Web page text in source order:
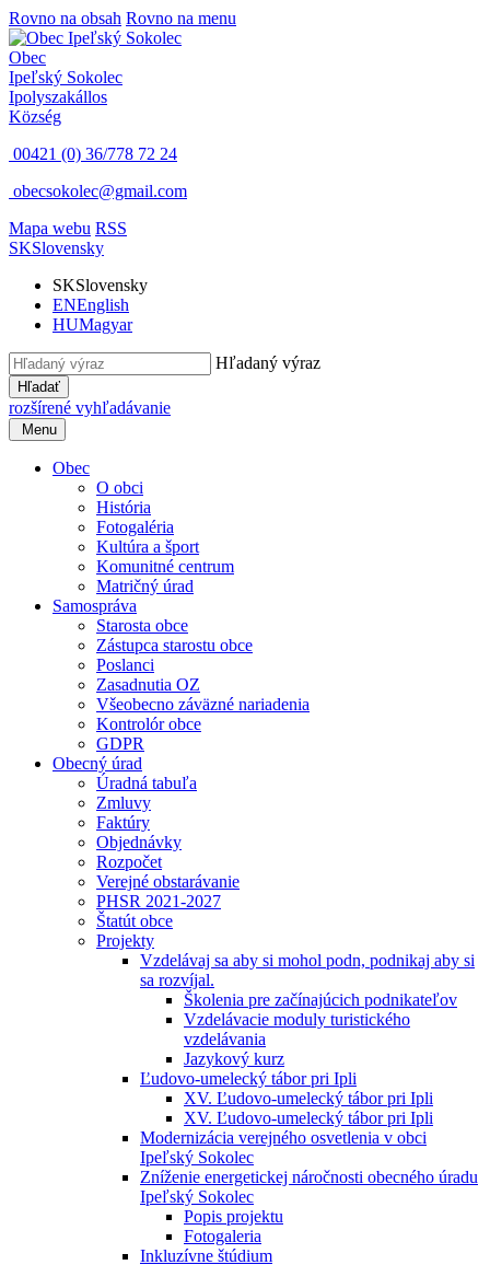
Rovno na obsah Rovno na menu
Obec
Ipeľský Sokolec
Ipolyszakállos
Község
00421 (0) 36/778 72 24
obecsokolec@gmail.com
Mapa webu RSS
SKSlovensky
SKSlovensky
ENEnglish
HUMagyar
Hľadaný výraz
Hľadať
rozšírené vyhľadávanie
Menu
Obec
O obci
História
Fotogaléria
Kultúra a šport
Komunitné centrum
Matričný úrad
Samospráva
Starosta obce
Zástupca starostu obce
Poslanci
Zasadnutia OZ
Všeobecno záväzné nariadenia
Kontrolór obce
GDPR
Obecný úrad
Úradná tabuľa
Zmluvy
Faktúry
Objednávky
Rozpočet
Verejné obstarávanie
PHSR 2021-2027
Štatút obce
Projekty
Vzdelávaj sa aby si mohol podn, podnikaj aby si
sa rozvíjal.
Školenia pre začínajúcich podnikateľov
Vzdelávacie moduly turistického
vzdelávania
Jazykový kurz
Ľudovo-umelecký tábor pri Ipli
XV. Ľudovo-umelecký tábor pri Ipli
XV. Ľudovo-umelecký tábor pri Ipli
Modernizácia verejného osvetlenia v obci
Ipeľský Sokolec
Zníženie energetickej náročnosti obecného úradu
Ipeľský Sokolec
Popis projektu
Fotogaleria
Inkluzívne štúdium